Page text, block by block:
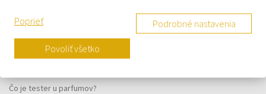
Reklamačný formulár
Kedy obdržím objednaný tovar?
Čo je tester u parfumov?
Poprieť Podrobné nastavenia
Povoliť všetko